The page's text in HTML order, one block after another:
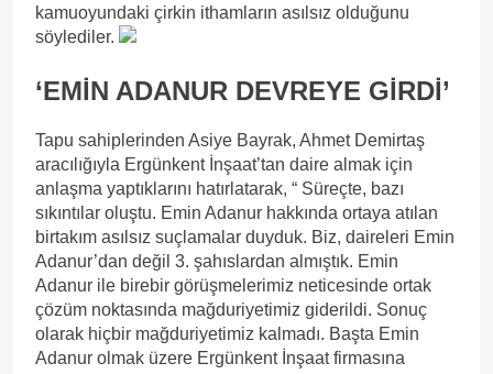
kamuoyundaki çirkin ithamların asılsız olduğunu
söylediler.
‘EMİN ADANUR DEVREYE GİRDİ’
Tapu sahiplerinden Asiye Bayrak, Ahmet Demirtaş
aracılığıyla Ergünkent İnşaat’tan daire almak için
anlaşma yaptıklarını hatırlatarak, “ Süreçte, bazı
sıkıntılar oluştu. Emin Adanur hakkında ortaya atılan
birtakım asılsız suçlamalar duyduk. Biz, daireleri Emin
Adanur’dan değil 3. şahıslardan almıştık. Emin
Adanur ile birebir görüşmelerimiz neticesinde ortak
çözüm noktasında mağduriyetimiz giderildi. Sonuç
olarak hiçbir mağduriyetimiz kalmadı. Başta Emin
Adanur olmak üzere Ergünkent İnşaat firmasına